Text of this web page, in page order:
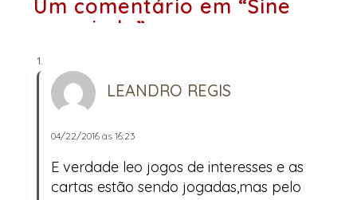
Um comentário em “Sine
esvaziado”
LEANDRO REGIS
04/22/2016 às 16:23
E verdade leo jogos de interesses e as
cartas estão sendo jogadas,mas pelo